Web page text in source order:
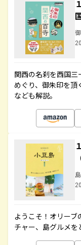
関西の名刹を西国
めぐり、御朱印を
なども解説。
ようこそ！オリー
チャー、島グルメ